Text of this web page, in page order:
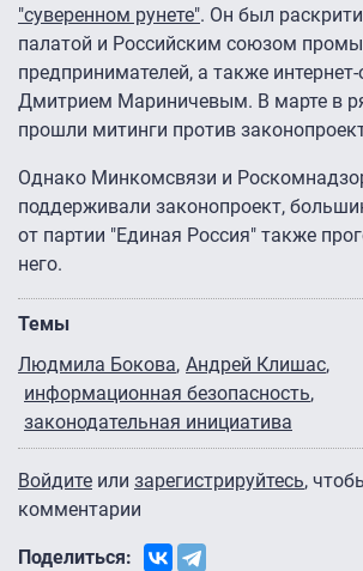
"суверенном рунете". Он был
палатой и Российским союзом
предпринимателей, а также
Дмитрием Мариничевым. В марте в
прошли митинги против
Однако Минкомсвязи и
поддерживали законопроект,
от партии "Единая Россия" также
него.
Темы
Людмила Бокова Андрей Клишас
информационная безопасность
законодательная инициатива
Войдите или зарегистрируйтесь,
комментарии
Поделиться: